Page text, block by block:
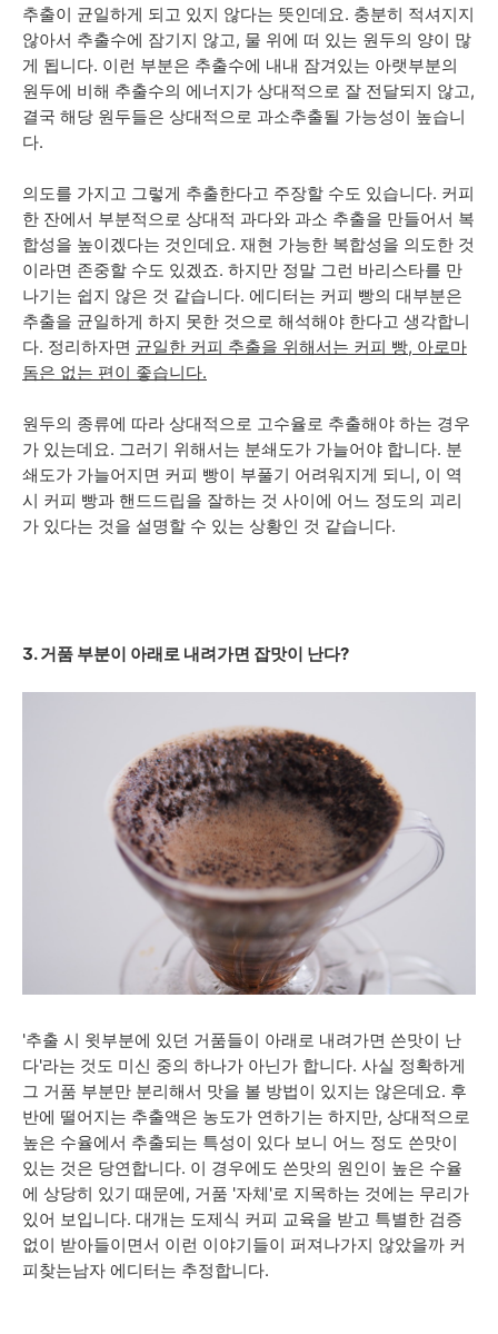
추출이 균일하게 되고 있지 않다는 뜻인데요. 충분히 적셔지지
않아서 추출수에 잠기지 않고, 물 위에 떠 있는 원두의 양이 많
게 됩니다. 이런 부분은 추출수에 내내 잠겨있는 아랫부분의
원두에 비해 추출수의 에너지가 상대적으로 잘 전달되지 않고,
결국 해당 원두들은 상대적으로 과소추출될 가능성이 높습니
다.
의도를 가지고 그렇게 추출한다고 주장할 수도 있습니다. 커피
한 잔에서 부분적으로 상대적 과다와 과소 추출을 만들어서 복
합성을 높이겠다는 것인데요. 재현 가능한 복합성을 의도한 것
이라면 존중할 수도 있겠죠. 하지만 정말 그런 바리스타를 만
나기는 쉽지 않은 것 같습니다. 에디터는 커피 빵의 대부분은
추출을 균일하게 하지 못한 것으로 해석해야 한다고 생각합니
다. 정리하자면 균일한 커피 추출을 위해서는 커피 빵, 아로마
돔은 없는 편이 좋습니다.
원두의 종류에 따라 상대적으로 고수율로 추출해야 하는 경우
가 있는데요. 그러기 위해서는 분쇄도가 가늘어야 합니다. 분
쇄도가 가늘어지면 커피 빵이 부풀기 어려워지게 되니, 이 역
시 커피 빵과 핸드드립을 잘하는 것 사이에 어느 정도의 괴리
가 있다는 것을 설명할 수 있는 상황인 것 같습니다.
3. 거품 부분이 아래로 내려가면 잡맛이 난다?
'추출 시 윗부분에 있던 거품들이 아래로 내려가면 쓴맛이 난
다'라는 것도 미신 중의 하나가 아닌가 합니다. 사실 정확하게
그 거품 부분만 분리해서 맛을 볼 방법이 있지는 않은데요. 후
반에 떨어지는 추출액은 농도가 연하기는 하지만, 상대적으로
높은 수율에서 추출되는 특성이 있다 보니 어느 정도 쓴맛이
있는 것은 당연합니다. 이 경우에도 쓴맛의 원인이 높은 수율
에 상당히 있기 때문에, 거품 '자체'로 지목하는 것에는 무리가
있어 보입니다. 대개는 도제식 커피 교육을 받고 특별한 검증
없이 받아들이면서 이런 이야기들이 퍼져나가지 않았을까 커
피찾는남자 에디터는 추정합니다.